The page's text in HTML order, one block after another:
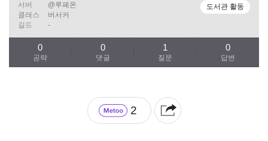
서버
@루페온
클래스
버서커
길드
-
도서관 활동
공략
0
댓글
0
질문
1
답변
0
2